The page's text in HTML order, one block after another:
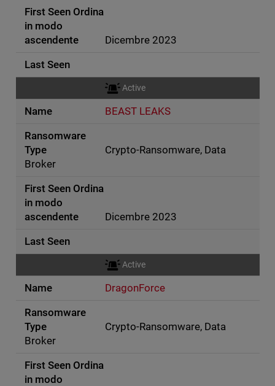
Dicembre 2023
Active
BEAST LEAKS
Crypto-Ransomware, Data
Broker
Dicembre 2023
Active
DragonForce
Crypto-Ransomware, Data
Broker